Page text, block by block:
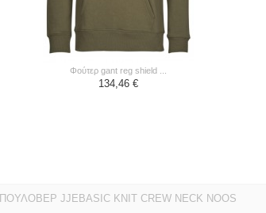
φούτερ gant reg shield ...
134,46 €
JJEBASIC KNIT CREW NECK NOOS